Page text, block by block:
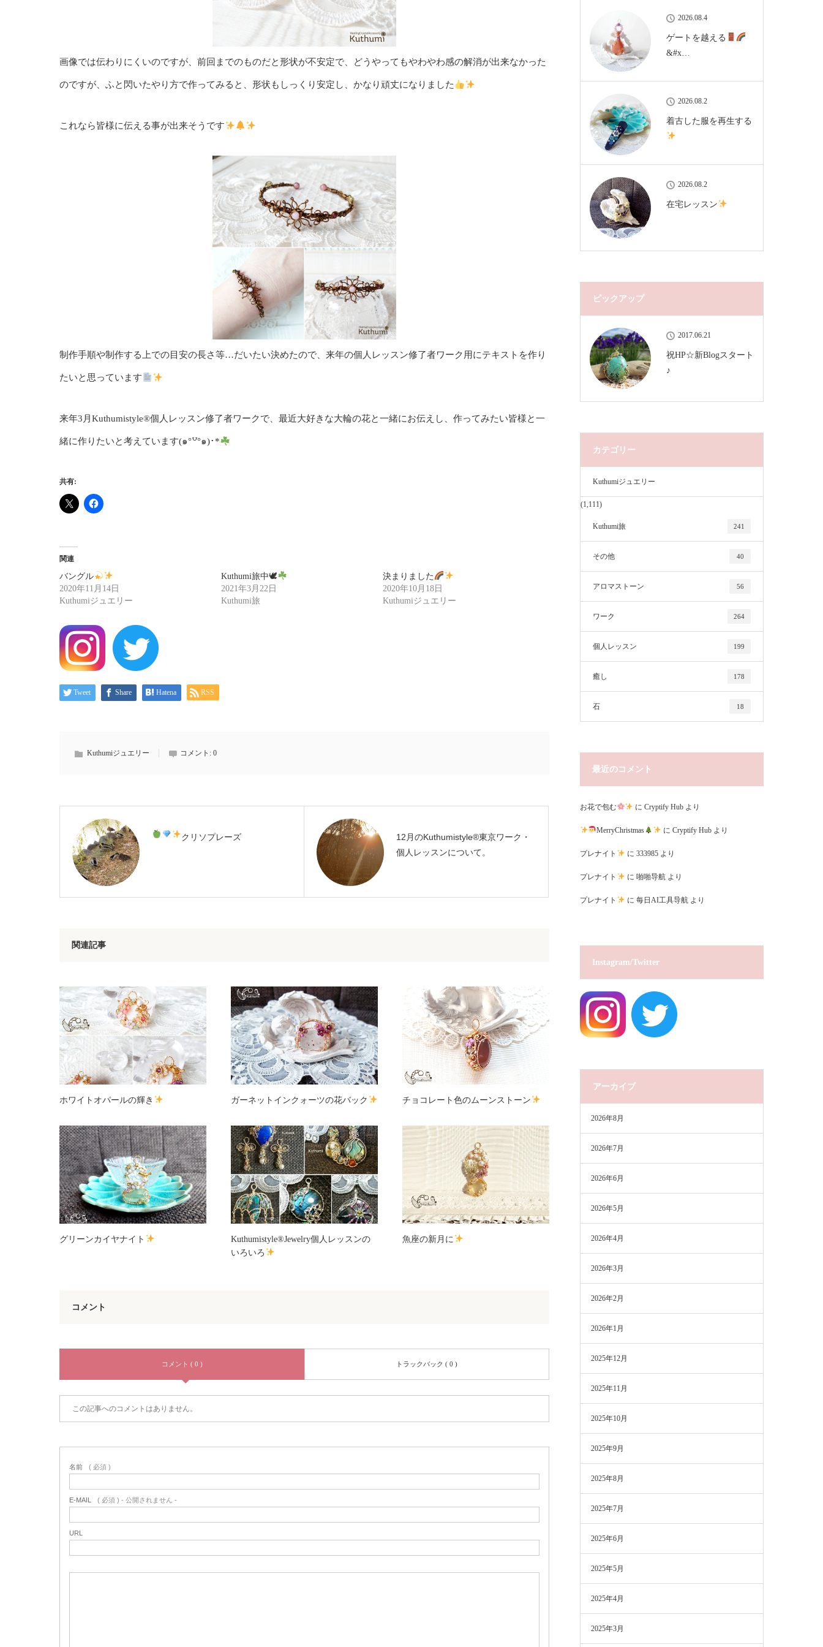
画像では伝わりにくいのですが、前回までのものだと形状が不安定で、どうやってもやわやわ感の解消が出来なかった
のですが、ふと閃いたやり方で作ってみると、形状もしっくり安定し、かなり頑丈になりました
これなら皆様に伝える事が出来そうです
制作手順や制作する上での目安の長さ等…だいたい決めたので、来年の個人レッスン修了者ワーク用にテキストを作り
たいと思っています
来年3月Kuthumistyle®️個人レッスン修了者ワークで、最近大好きな大輪の花と一緒にお伝えし、作ってみたい皆様と一
緒に作りたいと考えています(๑°꒵°๑)･*
共有:
関連
バングル
2020年11月14日
Kuthumiジュエリー
Kuthumi旅中🕊
2021年3月22日
Kuthumi旅
決まりました
2020年10月18日
Kuthumiジュエリー
Tweet Share Hatena RSS
Kuthumiジュエリー コメント: 0
クリソプレーズ
12月のKuthumistyle®️東京ワーク・
個人レッスンについて。
関連記事
ホワイトオパールの輝き ガーネットインクォーツの花バック チョコレート色のムーンストーン
グリーンカイヤナイト
Kuthumistyle®Jewelry個人レッスンの
いろいろ
魚座の新月に
コメント
コメント ( 0 ) トラックバック ( 0 )
この記事へのコメントはありません。
名前 ( 必須 )
E-MAIL ( 必須 ) - 公開されません -
URL
2026.08.4
ゲートを越える
&#x…
2026.08.2
着古した服を再生する
2026.08.2
在宅レッスン
ピックアップ
2017.06.21
祝HP☆新Blogスタート
♪
カテゴリー
Kuthumiジュエリー
(1,111)
Kuthumi旅 241
その他 40
アロマストーン 56
ワーク 264
個人レッスン 199
癒し 178
石 18
最近のコメント
お花で包む にCryptify Hub より
MerryChristmas に Cryptify Hubより
プレナイト に 333985より
プレナイト に 啪啪导航より
プレナイト に 每日AI工具导航より
Instagram/Twitter
アーカイブ
2026年8月
2026年7月
2026年6月
2026年5月
2026年4月
2026年3月
2026年2月
2026年1月
2025年12月
2025年11月
2025年10月
2025年9月
2025年8月
2025年7月
2025年6月
2025年5月
2025年4月
2025年3月